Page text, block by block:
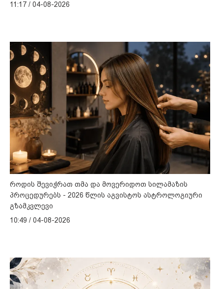
11:17 / 04-08-2026
როდის შევიჭრათ თმა და მოვერიდოთ სილამაზის
პროცედურებს - 2026 წლის აგვისტოს ასტროლოგიური
გზამკვლევი
10:49 / 04-08-2026